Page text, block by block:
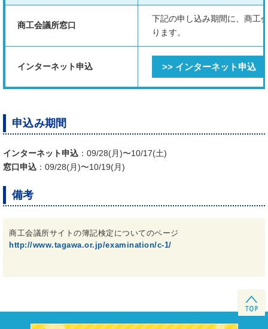
商工会議所窓口
下記の申し込み期間に、商工
ります。
インターネット申込 >> インターネット申込
申込み期間
インターネット申込 ：09/28(月)〜10/17(土)
窓口申込 ：09/28(月)〜10/19(月)
備考
商工会議所サイトの簿記検定についてのページ
http://www.tagawa.or.jp/examination/c-1/